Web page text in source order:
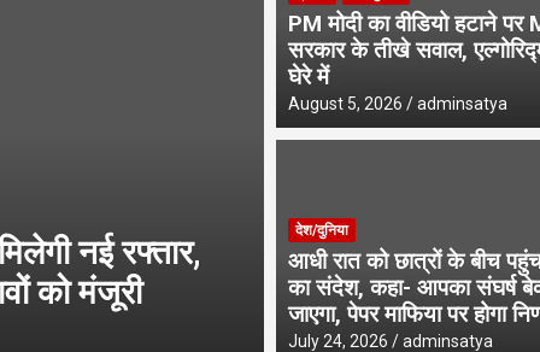
नई रफ्तार,
को मंजूरी
एमडीडीए बोर्ड बैठक
पूलिंग, पर्यटन,
परियोजनाओं पर
August 6, 2026 adminsatya
PM मोदी का वीडियो हटाने
सरकार के तीखे सवाल,
घेरे में
August 5, 2026 adminsatya
देश/दुनिया
आधी रात को छात्रों के बीच
का संदेश, कहा- आपका संघर्ष
जाएगा, पेपर माफिया पर होगा
July 24, 2026 adminsatya